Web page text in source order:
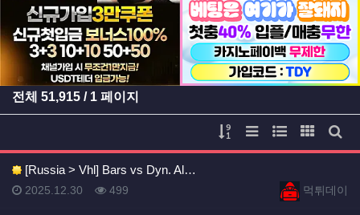
등록일 등록일
등록일 등록일
전체 51,915 / 1 페이지
게시물 정렬
리스트 스타일
웹진 스타일
갤러리
게
[Russia > Vhl] Bars vs Dyn. Al…
등록자먹튀데이
등록일
2025.12.30 조회
499